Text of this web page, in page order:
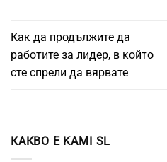
Как да продължите да
работите за лидер, в който
сте спрели да вярвате
КАКВО Е KAMI SL